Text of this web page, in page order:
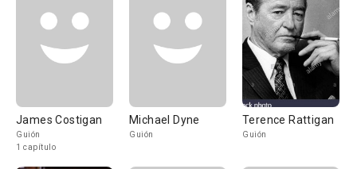
James Costigan
Guión
1 capítulo
Michael Dyne
Guión
Terence Rattigan
Guión